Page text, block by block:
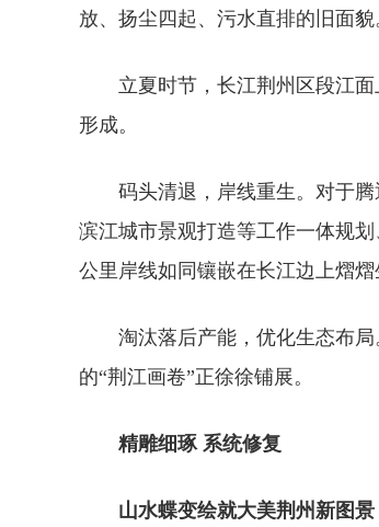
放、扬尘四起、污水直排的旧面貌
立夏时节，长江荆州区段江
形成。
码头清退，岸线重生。对于
滨江城市景观打造等工作一体规
公里岸线如同镶嵌在长江边上熠熠
淘汰落后产能，优化生态布
的“荆江画卷”正徐徐铺展。
精雕细琢 系统修复
山水蝶变绘就大美荆州新图景